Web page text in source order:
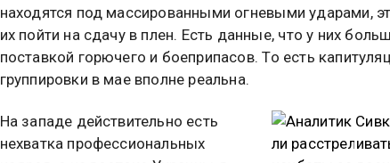
находятся под массированными огневыми ударами,
их пойти на сдачу в плен. Есть данные, что у них
поставкой горючего и боеприпасов. То есть
группировки в мае вполне реальна.
На западе действительно есть
нехватка профессиональных